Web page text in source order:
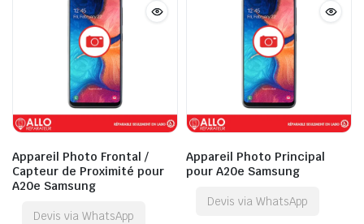
Appareil Photo Frontal /
Capteur de Proximité pour
A20e Samsung
Devis via WhatsApp
Appareil Photo Principal
pour A20e Samsung
Devis via WhatsApp